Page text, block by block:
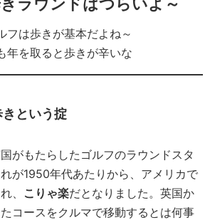
は歩きが基本だよね～
を取ると歩きが辛いな
という掟
がもたらしたゴルフのラウンドスタ
が1950年代あたりから、アメリカで
、 こりゃ楽だとなりました。英国か
コースをクルマで移動するとは何事